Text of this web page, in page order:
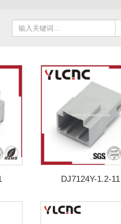
DJ7124Y-1.2-11